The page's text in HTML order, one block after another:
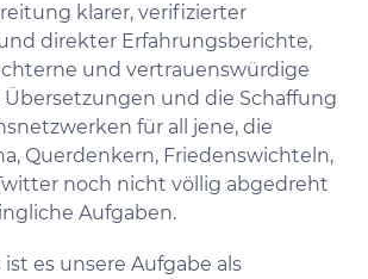
klarer, verifizierter
direkter Erfahrungsberichte,
und vertrauenswürdige
Übersetzungen und die Schaffung
für all jene, die
Querdenkern, Friedenswichteln,
noch nicht völlig abgedreht
Aufgaben.
es unsere Aufgabe als